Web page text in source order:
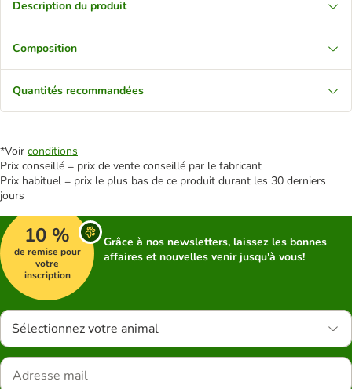
Description du produit
Composition
Quantités recommandées
*Voir conditions
Prix conseillé = prix de vente conseillé par le fabricant
Prix habituel = prix le plus bas de ce produit durant les 30 derniers
jours
10 %
de remise pour
votre
inscription
Grâce à nos newsletters, laissez les bonnes
affaires et nouvelles venir jusqu'à vous!
Sélectionnez votre animal